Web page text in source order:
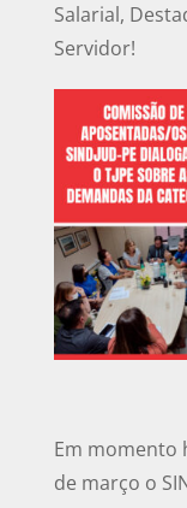
Salarial,
Servidor!
Em momento
de março o